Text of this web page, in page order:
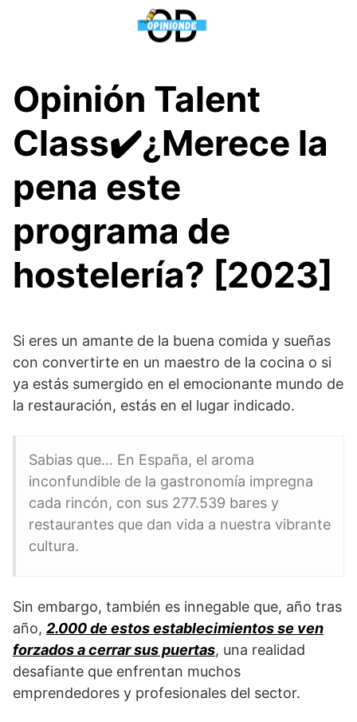
Opinión Talent
Class✔️¿Merece la
pena este
programa de
hostelería? [2023]
Si eres un amante de la buena comida y sueñas
con convertirte en un maestro de la cocina o si
ya estás sumergido en el emocionante mundo de
la restauración, estás en el lugar indicado.
Sabias que… En España, el aroma
inconfundible de la gastronomía impregna
cada rincón, con sus 277.539 bares y
restaurantes que dan vida a nuestra vibrante
cultura.
Sin embargo, también es innegable que, año tras
año, 2.000 de estos establecimientos se ven
forzados a cerrar sus puertas, una realidad
desafiante que enfrentan muchos
emprendedores y profesionales del sector.